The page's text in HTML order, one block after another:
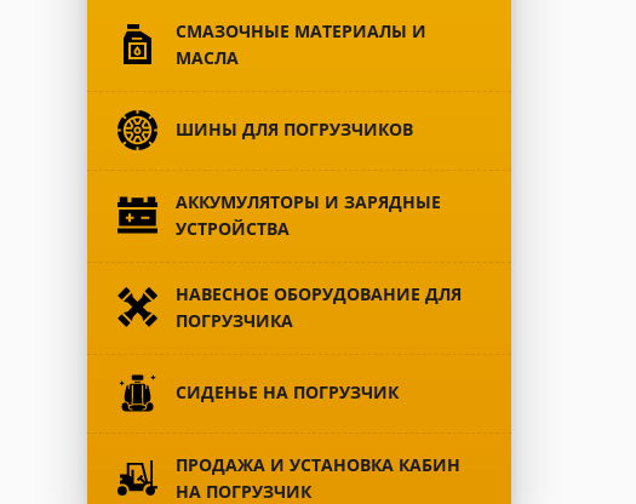
CМАЗОЧНЫЕ МАТЕРИАЛЫ И
МАСЛА
ШИНЫ ДЛЯ ПОГРУЗЧИКОВ
АККУМУЛЯТОРЫ И ЗАРЯДНЫЕ
УСТРОЙСТВА
НАВЕСНОЕ ОБОРУДОВАНИЕ ДЛЯ
ПОГРУЗЧИКА
СИДЕНЬЕ НА ПОГРУЗЧИК
ПРОДАЖА И УСТАНОВКА КАБИН
НА ПОГРУЗЧИК